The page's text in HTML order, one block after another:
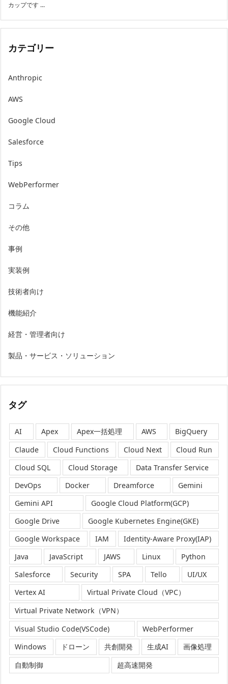
カップです ...
カテゴリー
Anthropic
AWS
Google Cloud
Salesforce
Tips
WebPerformer
コラム
その他
事例
実装例
技術者向け
機能紹介
経営・管理者向け
製品・サービス・ソリューション
タグ
AI Apex Apex一括処理 AWS
BigQuery
Claude
Cloud Functions Cloud Next
Cloud Run
Cloud SQL
Cloud Storage
Data Transfer Service
DevOps
Docker Dreamforce
Gemini
Gemini API
Google Cloud Platform(GCP)
Google Drive
Google Kubernetes Engine(GKE)
Google Workspace
IAM
Identity-Aware Proxy(IAP)
Java
JavaScript JAWS Linux
Python
Salesforce
Security SPA Tello
UI/UX
Vertex AI
Virtual Private Cloud（VPC）
Virtual Private Network（VPN）
Visual Studio Code(VSCode)
WebPerformer
Windows
ドローン 共創開発 生成AI
画像処理
自動制御
超高速開発